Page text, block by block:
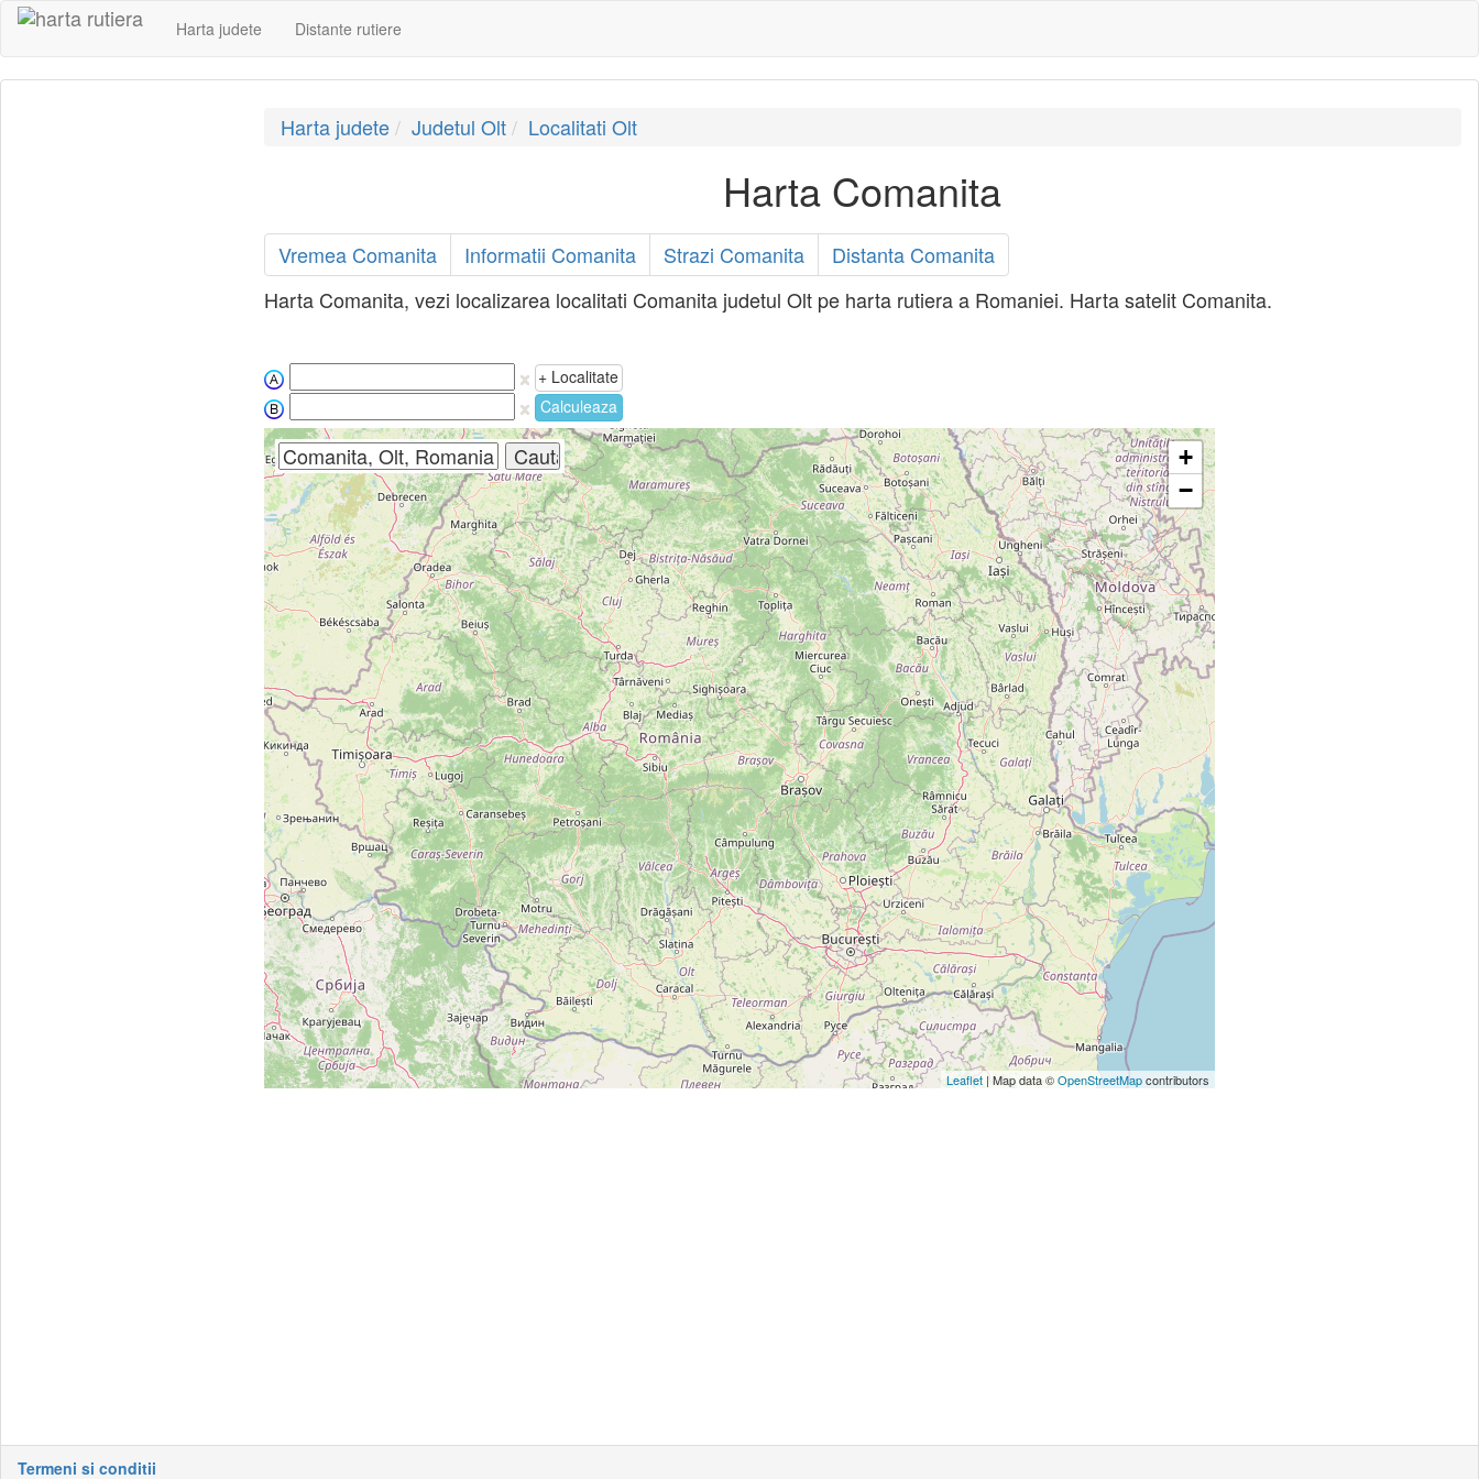
Harta judete Distante rutiere
Harta judete Judetul Olt Localitati Olt
Harta Comanita
Vremea Comanita Informatii Comanita Strazi Comanita
Distanta Comanita
Harta Comanita, vezi localizarea localitati Comanita judetul Olt pe harta rutiera a Romaniei. Harta satelit Comanita.
+ Localitate
Calculeaza
+
−
Leaflet | Map data ©OpenStreetMapcontributors
Termeni si conditii